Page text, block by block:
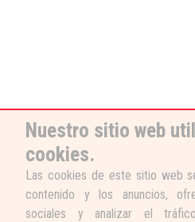
Nuestro sitio web
cookies.
Las cookies de este sitio web
contenido y los anuncios,
sociales y analizar el